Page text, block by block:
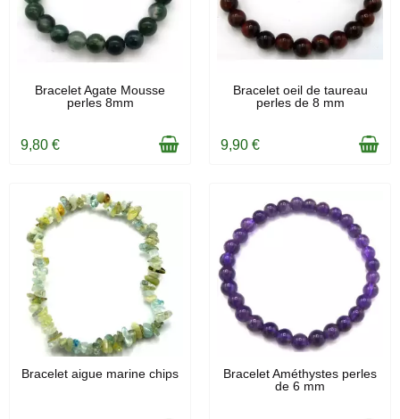
EN STOCK
Bracelet Agate Mousse
perles 8mm
9,80 €
EN STOCK
Bracelet oeil de taureau
perles de 8 mm
9,90 €
EN STOCK
Bracelet aigue marine chips EN STOCK
Bracelet Améthystes perles
de 6 mm